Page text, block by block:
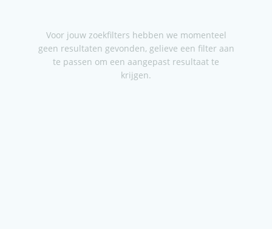
Voor jouw zoekfilters hebben we momenteel
geen resultaten gevonden, gelieve een filter aan
te passen om een aangepast resultaat te
krijgen.